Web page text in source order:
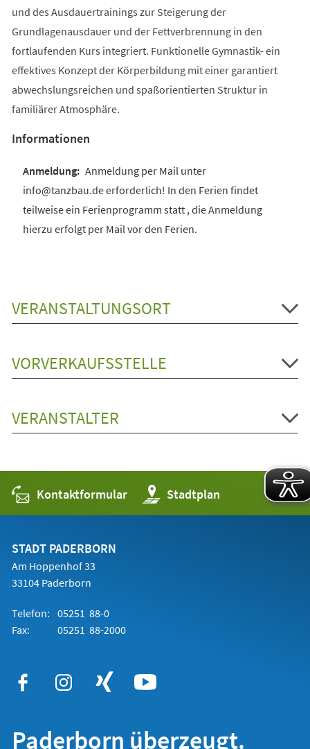
und des Ausdauertrainings zur Steigerung der
Grundlagenausdauer und der Fettverbrennung in den
fortlaufenden Kurs integriert. Funktionelle Gymnastik- ein
effektives Konzept der Körperbildung mit einer garantiert
abwechslungsreichen und spaßorientierten Struktur in
familiärer Atmosphäre.
Informationen
Anmeldung per Mail unter
info@tanzbau.de erforderlich! In den Ferien findet
teilweise ein Ferienprogramm statt , die Anmeldung
hierzu erfolgt per Mail vor den Ferien.
VERANSTALTUNGSORT
VORVERKAUFSSTELLE
VERANSTALTER
Kontaktformular Stadtplan
(Öffnet
in
einem
STADT PADERBORN
Am Hoppenhof 33
33104 Paderborn
Telefon: 05251 88-0
Fax:
05251 88-2000
Paderborn überzeugt.